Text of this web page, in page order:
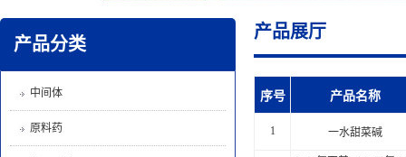
产品分类
中间体
原料药
产品展厅
序号 产品名称
1 一水甜菜碱